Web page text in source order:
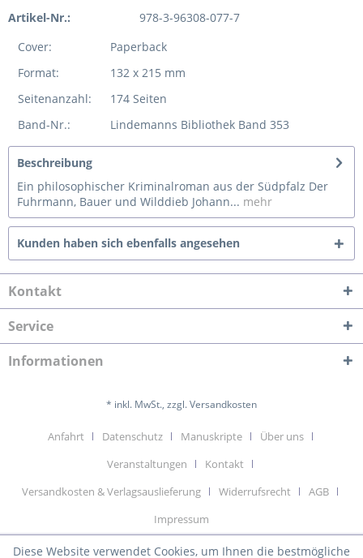
Artikel-Nr.:
978-3-96308-077-7
Cover:
Paperback
Format:
132 x 215 mm
Seitenanzahl:
174 Seiten
Band-Nr.:
Lindemanns Bibliothek Band 353
Beschreibung
Ein philosophischer Kriminalroman aus der Südpfalz Der
Fuhrmann, Bauer und Wilddieb Johann... mehr
Kunden haben sich ebenfalls angesehen
Kontakt
Service
Informationen
* inkl. MwSt., zzgl. Versandkosten
Anfahrt Datenschutz Manuskripte
Über uns
Veranstaltungen
Kontakt
Versandkosten & Verlagsauslieferung
Widerrufsrecht
AGB
Impressum
Diese Website verwendet Cookies, um Ihnen die bestmögliche